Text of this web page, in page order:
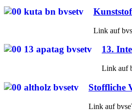
Link auf
13.
Link auf
Stoffliche
Link auf